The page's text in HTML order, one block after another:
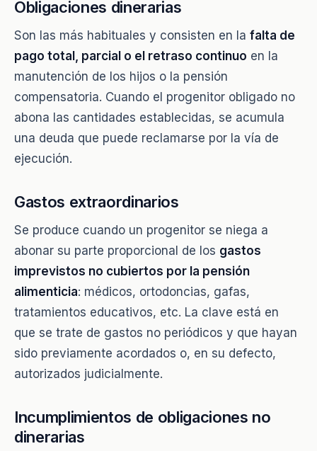
Obligaciones dinerarias
Son las más habituales y consisten en la falta de
pago total, parcial o el retraso continuo en la
manutención de los hijos o la pensión
compensatoria. Cuando el progenitor obligado no
abona las cantidades establecidas, se acumula
una deuda que puede reclamarse por la vía de
ejecución.
Gastos extraordinarios
Se produce cuando un progenitor se niega a
abonar su parte proporcional de los gastos
imprevistos no cubiertos por la pensión
alimenticia: médicos, ortodoncias, gafas,
tratamientos educativos, etc. La clave está en
que se trate de gastos no periódicos y que hayan
sido previamente acordados o, en su defecto,
autorizados judicialmente.
Incumplimientos de obligaciones no
dinerarias